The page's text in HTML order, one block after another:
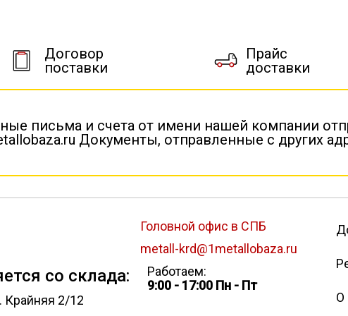
Договор
поставки
Прайс
доставки
письма и счета от имени нашей компании
Документы, отправленные с других
со склада:
Крайняя 2/12
Головной офис в СПБ
metall-krd@1metallobaza.ru
Работаем:
9:00 - 17:00 Пн - Пт
О